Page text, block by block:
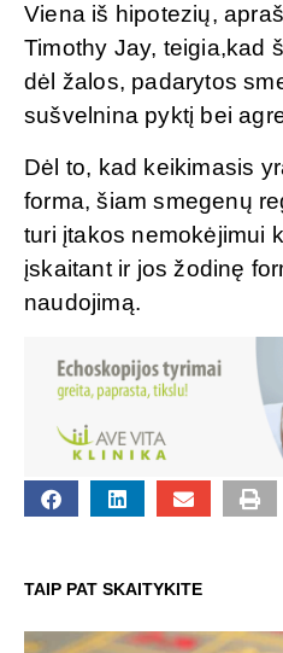
Viena iš hipotezių,
Timothy Jay, teigia,kad
dėl žalos, padarytos
sušvelnina pyktį bei
Dėl to, kad keikimasis
forma, šiam smegenų
turi įtakos nemokėjimui
įskaitant ir jos žodinę
naudojimą.
TAIP PAT SKAITYKITE